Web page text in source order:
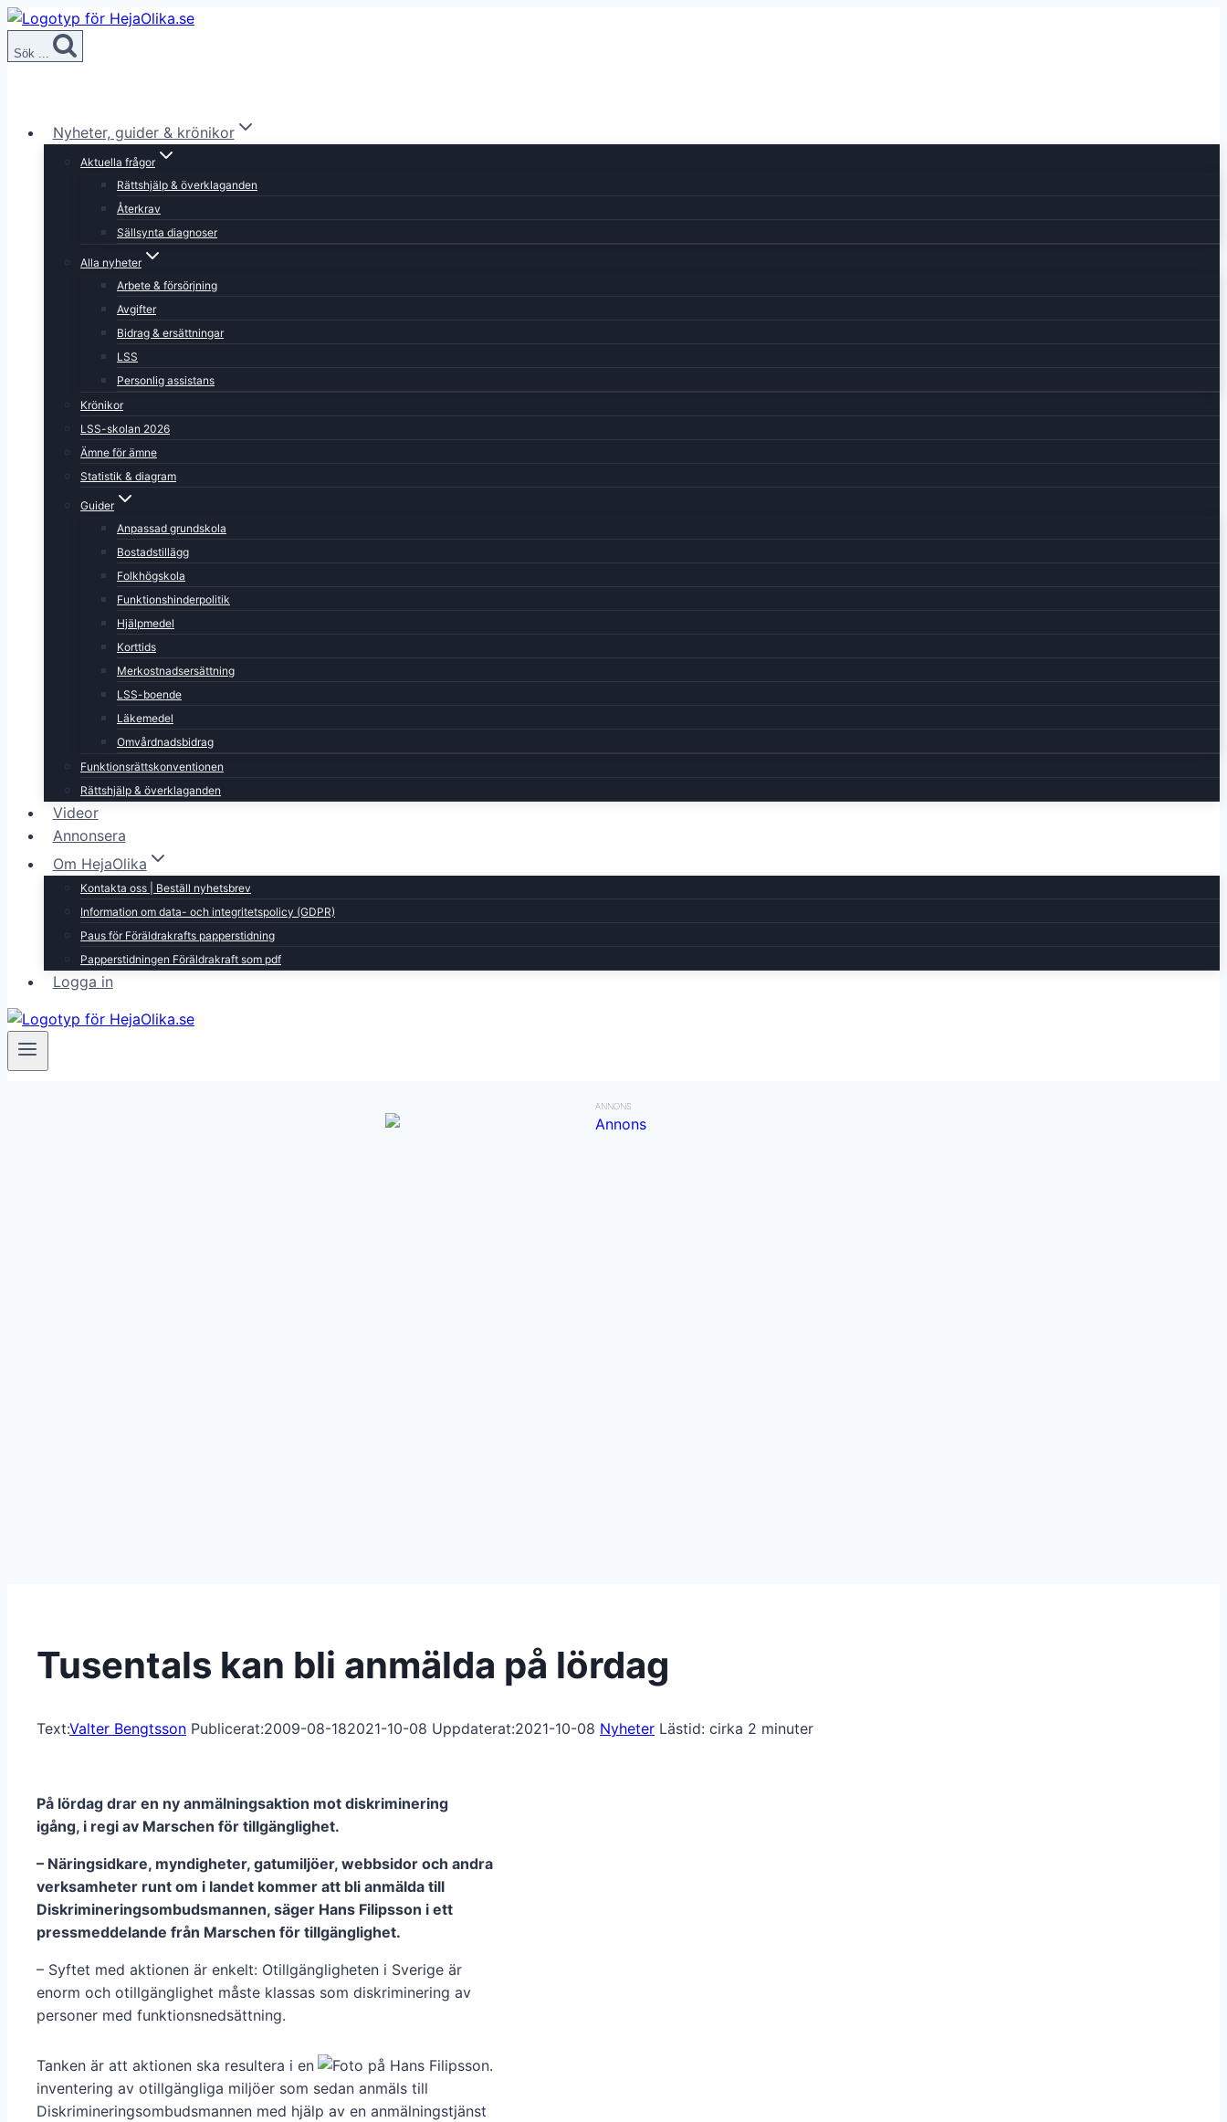
Skip
content
Sök ...
Nyheter, guider & krönikor
Aktuella frågor
Rättshjälp & överklaganden
Återkrav
Sällsynta diagnoser
Alla nyheter
Arbete & försörjning
Avgifter
Bidrag & ersättningar
LSS
Personlig assistans
Krönikor
LSS-skolan 2026
Ämne för ämne
Statistik & diagram
Guider
Anpassad grundskola
Bostadstillägg
Folkhögskola
Funktionshinderpolitik
Hjälpmedel
Korttids
Merkostnadsersättning
LSS-boende
Läkemedel
Omvårdnadsbidrag
Funktionsrättskonventionen
Rättshjälp & överklaganden
Videor
Annonsera
Om HejaOlika
Kontakta oss | Beställ nyhetsbrev
Information om data- och integritetspolicy (GDPR)
Paus för Föräldrakrafts papperstidning
Papperstidningen Föräldrakraft som pdf
Logga in
ANNONS
Tusentals kan bli anmälda på lördag
Text:Valter Bengtsson Publicerat:2009-08-182021-10-08 Uppdaterat:2021-10-08 Nyheter Lästid: cirka 2 minuter
På lördag drar en ny anmälningsaktion mot diskriminering
igång, i regi av Marschen för tillgänglighet.
– Näringsidkare, myndigheter, gatumiljöer, webbsidor och andra
verksamheter runt om i landet kommer att bli anmälda till
Diskrimineringsombudsmannen, säger Hans Filipsson i ett
pressmeddelande från Marschen för tillgänglighet.
– Syftet med aktionen är enkelt: Otillgängligheten i Sverige är
enorm och otillgänglighet måste klassas som diskriminering av
personer med funktionsnedsättning.
Tanken är att aktionen ska resultera i en
inventering av otillgängliga miljöer som sedan anmäls till
Diskrimineringsombudsmannen med hjälp av en anmälningstjänst